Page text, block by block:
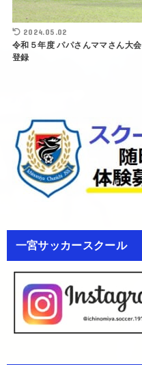
2024.05.02
令和５年度 パパさんママさん大会
登録
一宮サッカースクール